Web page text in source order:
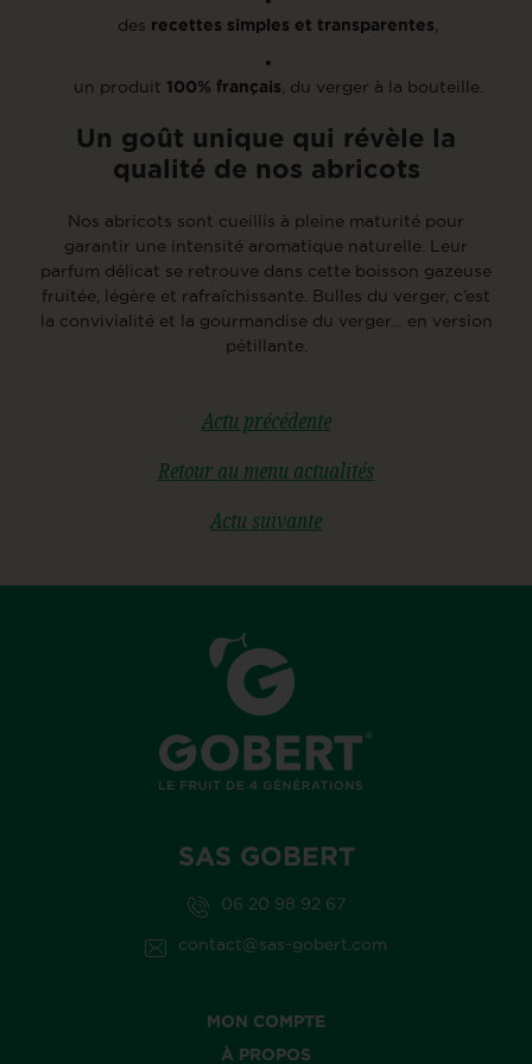
des recettes simples et transparentes
un produit 100% français , du verger à la bouteille.
Un goût unique qui révèle la
qualité de nos abricots
Nos abricots sont cueillis à pleine maturité pour
garantir une intensité aromatique naturelle. Leur
parfum délicat se retrouve dans cette boisson gazeuse
fruitée, légère et rafraîchissante. Bulles du verger, c’est
la convivialité et la gourmandise du verger… en version
pétillante.
Actu précédente
Retour au menu actualités
Actu suivante
SAS GOBERT
06 20 98 92 67
contact@sas-gobert.com
MON COMPTE
À PROPOS